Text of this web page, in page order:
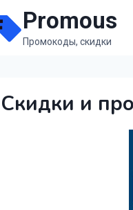
Promous
Промокоды, скидки
Скидки и